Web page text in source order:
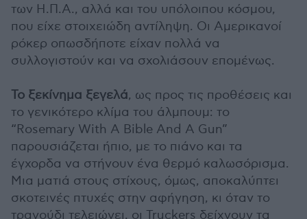
των Η.Π.Α., αλλά και του υπόλοιπου κόσμου,
που είχε στοιχειώδη αντίληψη. Οι Αμερικανοί
ρόκερ οπωσδήποτε είχαν πολλά να
συλλογιστούν και να σχολιάσουν επομένως.
Το ξεκίνημα ξεγελά, ως προς τις προθέσεις και
το γενικότερο κλίμα του άλμπουμ: το
“Rosemary With A Bible And A Gun”
παρουσιάζεται ήπιο, με το πιάνο και τα
έγχορδα να στήνουν ένα θερμό καλωσόρισμα.
Μια ματιά στους στίχους, όμως, αποκαλύπτει
σκοτεινές πτυχές στην αφήγηση, κι όταν το
τραγούδι τελειώνει, οι Truckers δείχνουν τα